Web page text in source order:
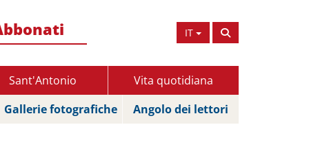
IT
Sant'Antonio
Vita quotidiana
Gallerie fotografiche
Angolo dei lettori